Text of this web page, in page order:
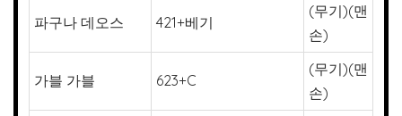
파구나 데오스 421+베기
(무기)(맨
손)
가블 가블 623+C
(무기)(맨
손)